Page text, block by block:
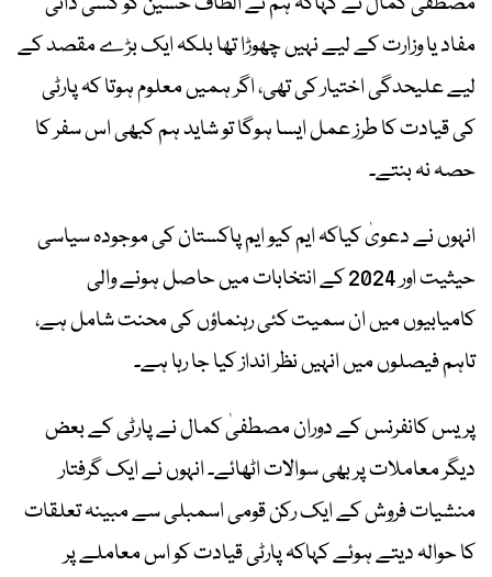
مفاد یا وزارت کے لیے نہیں چھوڑا تھا بلکہ ایک بڑے مقصد کے
لیے علیحدگی اختیار کی تھی، اگر ہمیں معلوم ہوتا کہ پارٹی
کی قیادت کا طرز عمل ایسا ہوگا تو شاید ہم کبھی اس سفر کا
حصہ نہ بنتے۔
انہوں نے دعویٰ کیاکہ ایم کیو ایم پاکستان کی موجودہ سیاسی
حیثیت اور 2024 کے انتخابات میں حاصل ہونے والی
کامیابیوں میں ان سمیت کئی رہنماؤں کی محنت شامل ہے،
تاہم فیصلوں میں انہیں نظر انداز کیا جا رہا ہے۔
پریس کانفرنس کے دوران مصطفیٰ کمال نے پارٹی کے بعض
دیگر معاملات پر بھی سوالات اٹھائے۔ انہوں نے ایک گرفتار
منشیات فروش کے ایک رکن قومی اسمبلی سے مبینہ تعلقات
کا حوالہ دیتے ہوئے کہاکہ پارٹی قیادت کو اس معاملے پر